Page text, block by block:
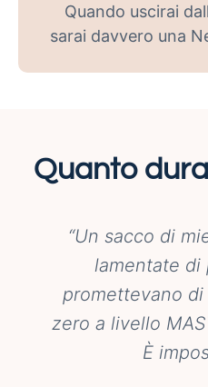
Quando uscirai
sarai davvero una
Quanto
“Un sacco di
lamentate di
promettevano
zero a livello
È